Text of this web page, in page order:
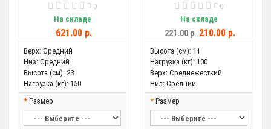
0
На складе
621.00 р.
Верх: Средний
Низ: Средний
Высота (см): 23
Нагрузка (кг): 150
Размер
0
На складе
221.00 р. 210.00 р.
Высота (см): 11
Нагрузка (кг): 100
Верх: Среднежесткий
Низ: Средний
Размер